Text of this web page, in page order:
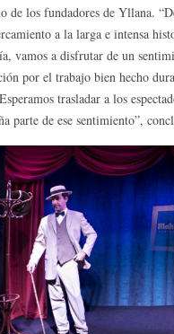
de los fundadores de Yllana.
a la larga e intensa
vamos a disfrutar de un
por el trabajo bien hecho
trasladar a los
parte de ese sentimiento”,